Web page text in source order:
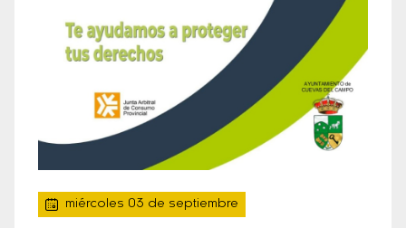
miércoles 03 de septiembre